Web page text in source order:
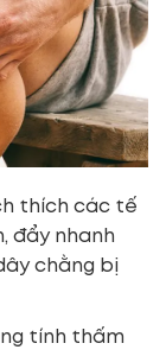
thích các tế
đẩy nhanh
chằng bị
tính thấm